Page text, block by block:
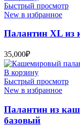
Быстрый просмотр
New в избранное
Палантин XL из
35,000₽
В корзину
Быстрый просмотр
New в избранное
Палантин из
базовый